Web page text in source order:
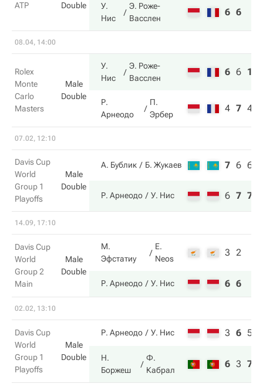
ATP
Double
У.
Нис
Э. Роже-
Васслен
6 6
08.04, 14:00
Rolex
Monte
Carlo
Masters
Male
Double
У.
Нис
Э. Роже-
Васслен
6 6 10
Р.
Арнеодо
П.
Эрбер
4 7 4
07.02, 12:10
Davis Cup
World
Group 1
Playoffs
Male
Double
А. Бублик Б. Жукаев 7 6 6
Р. Арнеодо У. Нис 6 7 7
14.09, 17:10
Davis Cup
World
Group 2
Main
Male
Double
М.
Эфстатиу
E.
Neos
3 2
Р. Арнеодо У. Нис 6 6
02.02, 13:10
Davis Cup
World
Group 1
Playoffs
Male
Double
Р. Арнеодо У. Нис 3 6 5
Н.
Боржеш
Ф.
Кабрал
6 3 7